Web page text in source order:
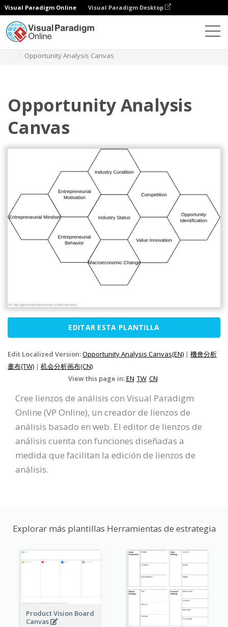
Visual Paradigm Online Visual Paradigm Desktop
Opportunity Analysis Canvas
Opportunity Analysis
Canvas
EDITAR ESTA PLANTILLA
Edit Localized Version:Opportunity Analysis Canvas(EN) | 機會分析
畫布(TW) | 机会分析画布(CN)
View this page in:EN TW CN
Cree lienzos de análisis con Visual Paradigm
Online (VP Online), un creador de lienzos de
análisis basado en web. El editor de lienzos de
análisis cuenta con funciones diseñadas a
medida que facilitan la edición de lienzos de
análisis.
Explorar más plantillas Herramientas de estrategia
Product Vision Board
Canvas